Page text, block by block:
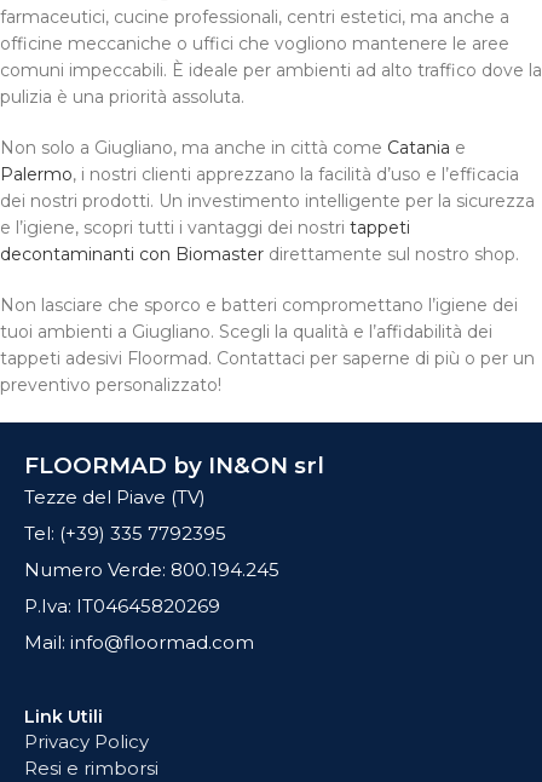
farmaceutici, cucine professionali, centri estetici, ma anche a
officine meccaniche o uffici che vogliono mantenere le aree
comuni impeccabili. È ideale per ambienti ad alto traffico dove la
pulizia è una priorità assoluta.
Non solo a Giugliano, ma anche in città come Catania e
Palermo, i nostri clienti apprezzano la facilità d’uso e l’efficacia
dei nostri prodotti. Un investimento intelligente per la sicurezza
e l’igiene, scopri tutti i vantaggi dei nostri tappeti
decontaminanti con Biomaster direttamente sul nostro shop.
Non lasciare che sporco e batteri compromettano l’igiene dei
tuoi ambienti a Giugliano. Scegli la qualità e l’affidabilità dei
tappeti adesivi Floormad. Contattaci per saperne di più o per un
preventivo personalizzato!
FLOORMAD by IN&ON srl
Tezze del Piave (TV)
Tel: (+39) 335 7792395
Numero Verde: 800.194.245
P.Iva: IT04645820269
Mail: info@floormad.com
Link Utili
Privacy Policy
Resi e rimborsi